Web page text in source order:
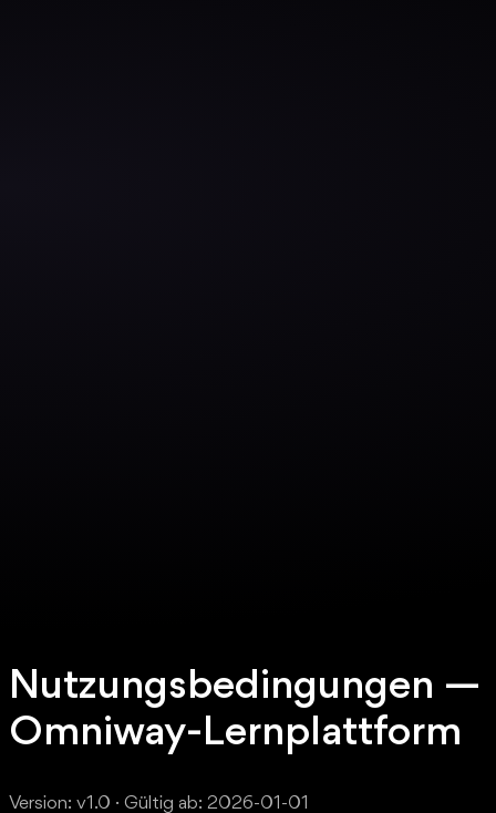
Nutzungsbedingungen —
Omniway-Lernplattform
Version: v1.0 · Gültig ab: 2026-01-01